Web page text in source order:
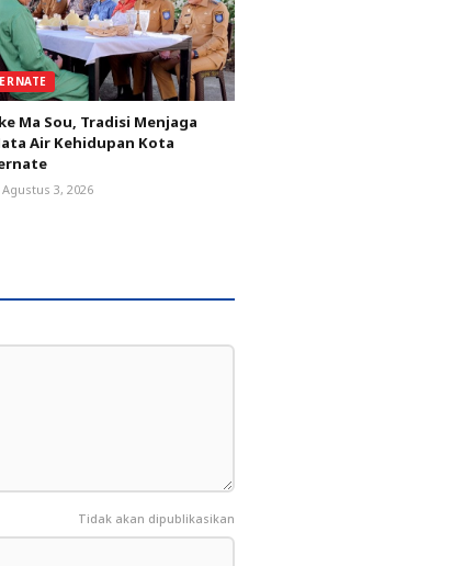
Ma Sou, Tradisi Menjaga
Air Kehidupan Kota
Agustus 3, 2026
Tidak akan dipublikasikan